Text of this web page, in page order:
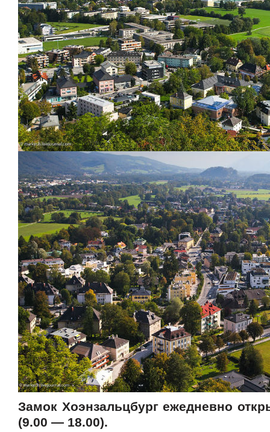
Замок Хоэнзальцбург ежедневно
(9.00 — 18.00).